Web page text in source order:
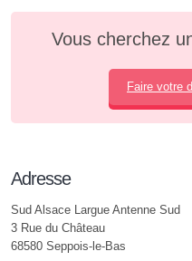
Vous cherchez
Faire votre
Adresse
Sud Alsace Largue Antenne Sud
3 Rue du Château
68580 Seppois-le-Bas